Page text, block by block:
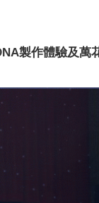
製作體驗及萬